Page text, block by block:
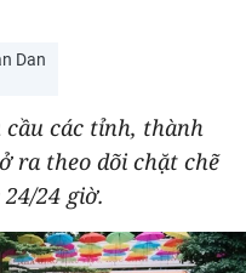
Dan
cầu các tỉnh, thành
ra theo dõi chặt chẽ
24 giờ.